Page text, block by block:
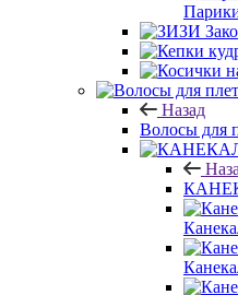
Назад
Волосы для